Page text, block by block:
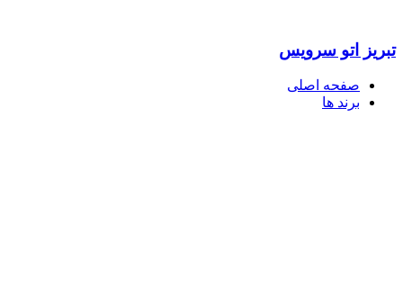
تبریز اتو سرویس
صفحه اصلی
برند ها